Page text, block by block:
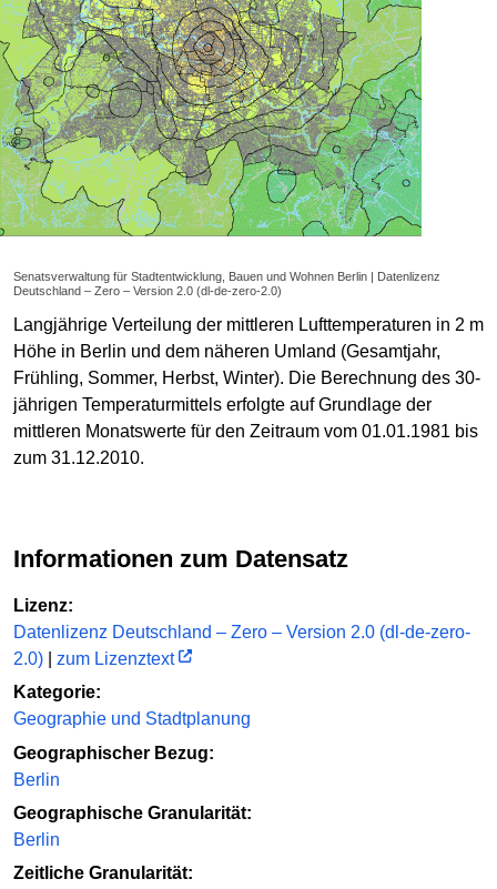
Senatsverwaltung für Stadtentwicklung, Bauen und Wohnen Berlin | Datenlizenz
Deutschland – Zero – Version 2.0 (dl-de-zero-2.0)
Langjährige Verteilung der mittleren Lufttemperaturen in 2 m
Höhe in Berlin und dem näheren Umland (Gesamtjahr,
Frühling, Sommer, Herbst, Winter). Die Berechnung des 30-
jährigen Temperaturmittels erfolgte auf Grundlage der
mittleren Monatswerte für den Zeitraum vom 01.01.1981 bis
zum 31.12.2010.
Informationen zum Datensatz
Lizenz:
Datenlizenz Deutschland – Zero – Version 2.0 (dl-de-zero-
2.0)
zum Lizenztext
Kategorie:
Geographie und Stadtplanung
Geographischer Bezug:
Berlin
Geographische Granularität:
Berlin
Zeitliche Granularität: